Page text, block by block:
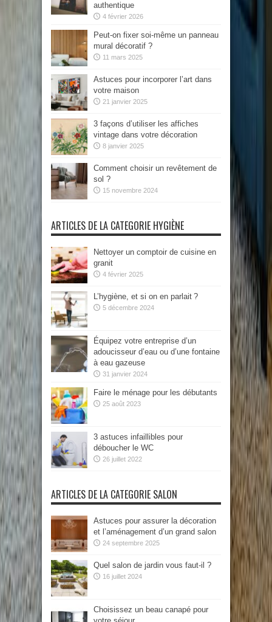
authentique
4 février 2026
Peut-on fixer soi-même un panneau
mural décoratif ?
11 mars 2025
Astuces pour incorporer l’art dans
votre maison
21 janvier 2025
3 façons d’utiliser les affiches
vintage dans votre décoration
8 janvier 2025
Comment choisir un revêtement de
sol ?
15 novembre 2024
ARTICLES DE LA CATEGORIE HYGIÈNE
Nettoyer un comptoir de cuisine en
granit
4 février 2025
L’hygiène, et si on en parlait ?
5 décembre 2024
Équipez votre entreprise d’un
adoucisseur d’eau ou d’une fontaine
à eau gazeuse
31 janvier 2024
Faire le ménage pour les débutants
25 août 2023
3 astuces infaillibles pour
déboucher le WC
26 juillet 2022
ARTICLES DE LA CATEGORIE SALON
Astuces pour assurer la décoration
et l’aménagement d’un grand salon
24 septembre 2025
Quel salon de jardin vous faut-il ?
16 juillet 2024
Choisissez un beau canapé pour